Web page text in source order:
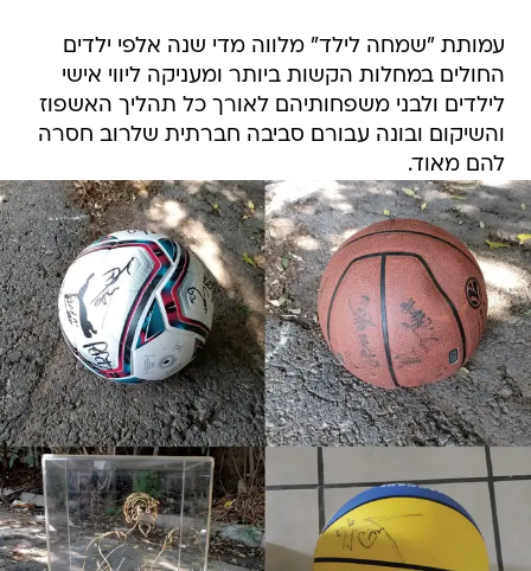
עמותת "שמחה לילד" מלווה מדי שנה אלפי ילדים
החולים במחלות הקשות ביותר ומעניקה ליווי אישי
לילדים ולבני משפחותיהם לאורך כל תהליך האשפוז
והשיקום ובונה עבורם סביבה חברתית שלרוב חסרה
להם מאוד.